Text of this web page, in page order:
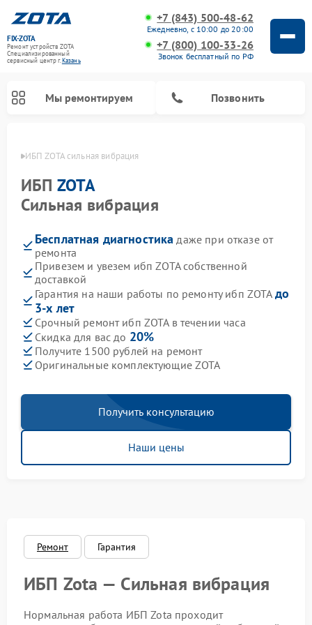
FIX-ZOTA
Ремонт устройств ZOTA
Специализированный
cервисный центр г.Казань
+7 (843) 500-48-62
Ежедневно, с 10:00 до 20:00
+7 (800) 100-33-26
Звонок бесплатный по РФ
Мы ремонтируем Позвонить
ИБП ZOTA сильная вибрация
ИБП ZOTA
Сильная вибрация
Бесплатная диагностика даже при отказе от
ремонта
Привезем и увезем ибп ZOTA собственной
доставкой
Гарантия на наши работы по ремонту ибп ZOTA до
3-х лет
Срочный ремонт ибп ZOTA в течении часа
Скидка для вас до 20%
Получите 1500 рублей на ремонт
Оригинальные комплектующие ZOTA
Получить консультацию
Наши цены
Ремонт Гарантия
ИБП Zota — Сильная вибрация
Нормальная работа ИБП Zota проходит